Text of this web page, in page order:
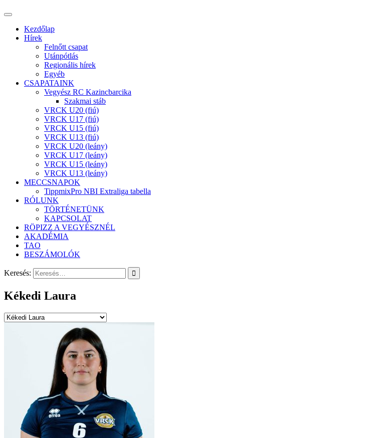
Kezdőlap
Hírek
Felnőtt csapat
Utánpótlás
Regionális hírek
Egyéb
CSAPATAINK
Vegyész RC Kazincbarcika
Szakmai stáb
VRCK U20 (fiú)
VRCK U17 (fiú)
VRCK U15 (fiú)
VRCK U13 (fiú)
VRCK U20 (leány)
VRCK U17 (leány)
VRCK U15 (leány)
VRCK U13 (leány)
MECCSNAPOK
TippmixPro NBI Extraliga tabella
RÓLUNK
TÖRTÉNETÜNK
KAPCSOLAT
RÖPIZZ A VEGYÉSZNÉL
AKADÉMIA
TAO
BESZÁMOLÓK
Keresés:
Kékedi Laura